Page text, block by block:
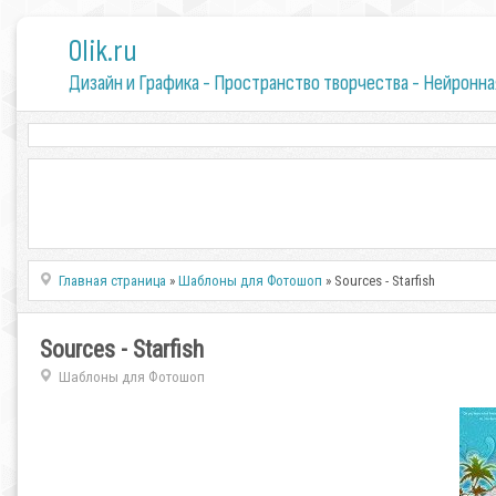
0lik.ru
Дизайн и Графика - Пространство творчества -
Главная страница »Шаблоны для Фотошоп » Sources - Starfish
Sources - Starfish
Шаблоны для Фотошоп